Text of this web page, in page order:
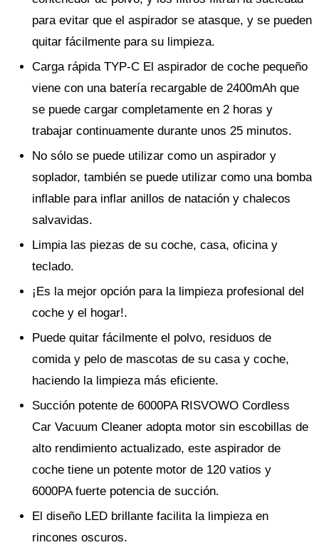
para evitar que el aspirador se atasque, y se pueden
quitar fácilmente para su limpieza.
Carga rápida TYP-C El aspirador de coche pequeño
viene con una batería recargable de 2400mAh que
se puede cargar completamente en 2 horas y
trabajar continuamente durante unos 25 minutos.
No sólo se puede utilizar como un aspirador y
soplador, también se puede utilizar como una bomba
inflable para inflar anillos de natación y chalecos
salvavidas.
Limpia las piezas de su coche, casa, oficina y
teclado.
¡Es la mejor opción para la limpieza profesional del
coche y el hogar!.
Puede quitar fácilmente el polvo, residuos de
comida y pelo de mascotas de su casa y coche,
haciendo la limpieza más eficiente.
Succión potente de 6000PA RISVOWO Cordless
Car Vacuum Cleaner adopta motor sin escobillas de
alto rendimiento actualizado, este aspirador de
coche tiene un potente motor de 120 vatios y
6000PA fuerte potencia de succión.
El diseño LED brillante facilita la limpieza en
rincones oscuros.